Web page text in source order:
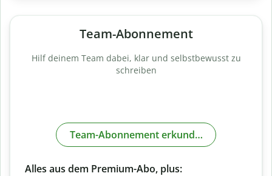
Team-Abonnement
Hilf deinem Team dabei, klar und selbstbewusst zu
schreiben
Team-Abonnement erkunden
Alles aus dem Premium-Abo, plus: